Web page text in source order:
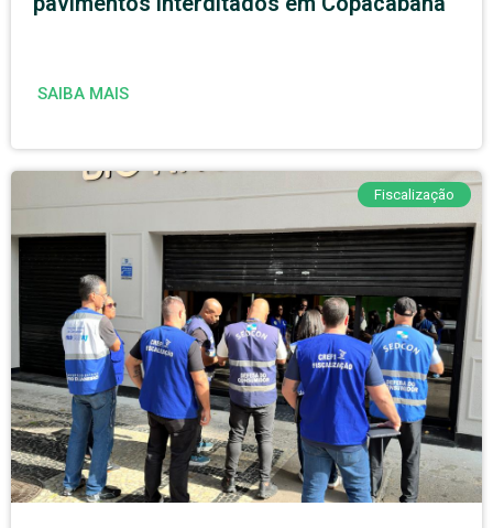
SAIBA MAIS
Fiscalização